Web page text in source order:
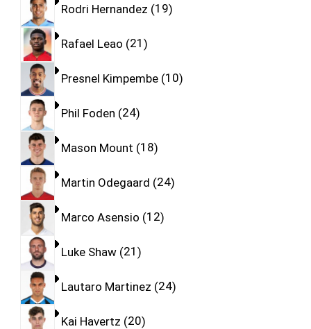
Rodri Hernandez 19
Rafael Leao 21
Presnel Kimpembe 10
Phil Foden 24
Mason Mount 18
Martin Odegaard 24
Marco Asensio 12
Luke Shaw 21
Lautaro Martinez 24
Kai Havertz 20